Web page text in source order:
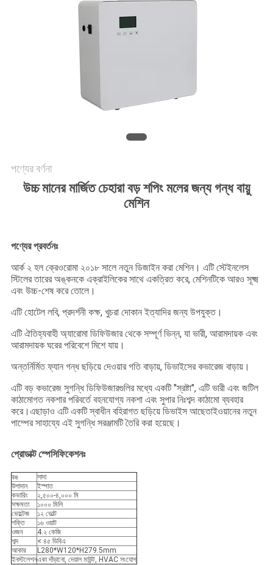
গোপনীয়তা
নীতি
পণ্যের বর্ণনা
উচ্চ মানের মার্জিত চেহারা বড় শপিং মলের জন্য গন্ধ বায়ু
মেশিন
পণ্যের প্রবর্তনঃ
আর্ক ২ হল ক্রেওরোমা ২০১৮ সালে নতুন ডিজাইন করা মেশিন। এটি স্টেইনলেস
স্টিলের তারের অঙ্কনকে এক্রাইলিকের সাথে একত্রিত করে, মেশিনটিকে আরও সূক্ষ্ম
এবং উচ্চ-শেষ করে তোলে।
এটি হোটেল লবি, প্রদর্শনী কক্ষ, খুচরা দোকান ইত্যাদির জন্য উপযুক্ত।
এটি ঐতিহ্যবাহী অ্যারোমা ডিফিউজার থেকে সম্পূর্ণ ভিন্ন, যা ভারী, আরামদায়ক এবং
আরামদায়ক ঘরের পরিবেশে মিশে যায়।
অন্তর্নির্মিত ফ্যান গন্ধ ছড়িয়ে দেওয়ার গতি বাড়ায়, ডিভাইসের কভারেজ বাড়ায়।
এটি বড় কভারেজ সুগন্ধি ডিফিউজারগুলির মধ্যে একটি "স্রষ্টা", এটি ভারী এবং জটিল
কাঠামোগত নকশার পরিবর্তে বহনযোগ্য নকশা এবং সুপার নিঃশব্দ কাঠামো ব্যবহার
করে।এছাড়াও এটি একটি স্বাধীন বহিরাগত ছড়িয়ে ডিভাইস আছেতাইওয়ানের নতুন
পাম্পের সাহায্যে এই সুগন্ধি সরঞ্জামটি তৈরি করা হয়েছে।
প্রোডাক্ট স্পেসিফিকেশনঃ
রঙ
সাদা
উপাদান
ইস্পাত
কভারিং
২,৫০০-৪,০০০ মি
সক্ষমতা
১০০০ মিলি
ভোল্টেজ
১২ ভোল্ট
শক্তি
১৬ ওয়াট
ওজন
4.২ কেজি
শব্দ
< ৪৫ ডিবিএ
আকার
L280*W120*H279.5mm
ইনস্টলেশনএকা দাঁড়ানো, দেয়াল মাউন্ট, HVAC সংযোগ